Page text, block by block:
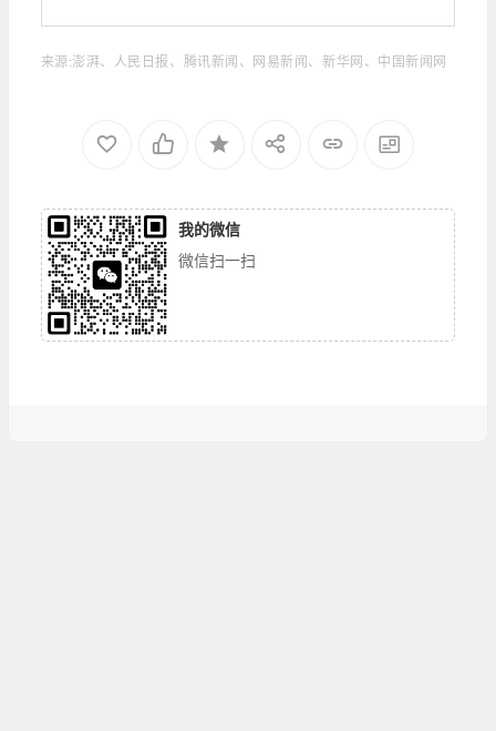
来源:澎湃、人民日报、腾讯新闻、网易新闻、新华网、中国新闻网
我的微信
微信扫一扫